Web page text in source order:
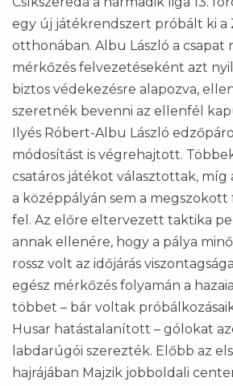
egy új játékrendszert próbált ki a
otthonában. Albu László a csapat
mérkőzés felvezetéseként azt
biztos védekezésre alapozva,
szeretnék bevenni az ellenfél
Ilyés Róbert-Albu László
módosítást is végrehajtott.
csatáros játékot választottak, míg
a középpályán sem a
fel. Az előre eltervezett taktika
annak ellenére, hogy a pálya
rossz volt az időjárás
egész mérkőzés folyamán a
többet – bár voltak
Husar hatástalanított – gólokat
labdarúgói szerezték. Előbb az
hajrájában Majzik jobboldali